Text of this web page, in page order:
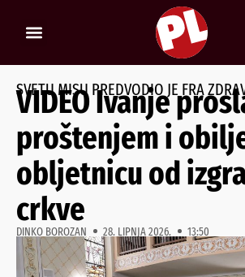
SVETU MISU PREDVODIO JE FRA
VIDEO Ivanje
proštenjem i
obljetnicu od
crkve
DINKO BOROZAN 28. LIPNJA 2026. 13:50